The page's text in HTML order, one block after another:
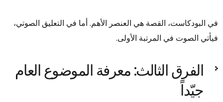
في البودكاست، القصة هي العنصر الأهم. أما في التعليق الصوتي،
فيأتي الصوت في المرتبة الأولى.
الفرق الثالث: معرفة الموضوع العام
جيّداً